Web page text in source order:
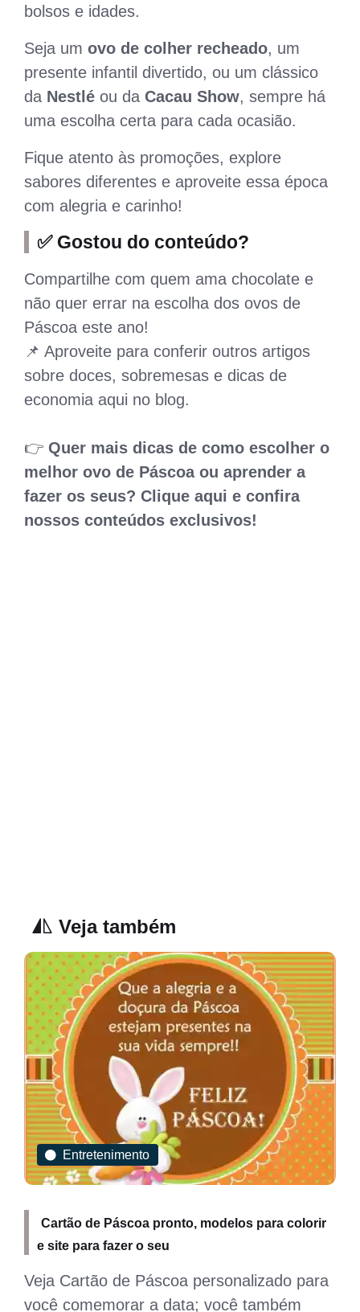
bolsos e idades.
Seja um ovo de colher recheado, um
presente infantil divertido, ou um clássico
da Nestlé ou da Cacau Show, sempre há
uma escolha certa para cada ocasião.
Fique atento às promoções, explore
sabores diferentes e aproveite essa época
com alegria e carinho!
✅ Gostou do conteúdo?
Compartilhe com quem ama chocolate e
não quer errar na escolha dos ovos de
Páscoa este ano!
📌 Aproveite para conferir outros artigos
sobre doces, sobremesas e dicas de
economia aqui no blog.
👉 Quer mais dicas de como escolher o
melhor ovo de Páscoa ou aprender a
fazer os seus? Clique aqui e confira
nossos conteúdos exclusivos!
Veja também
Agendas
Páscoa 2025: Quando Cai, Tradição e Reflexão
Um Olhar Profundo sobre a Páscoa de
2025: Origens, Significados e Celebrações